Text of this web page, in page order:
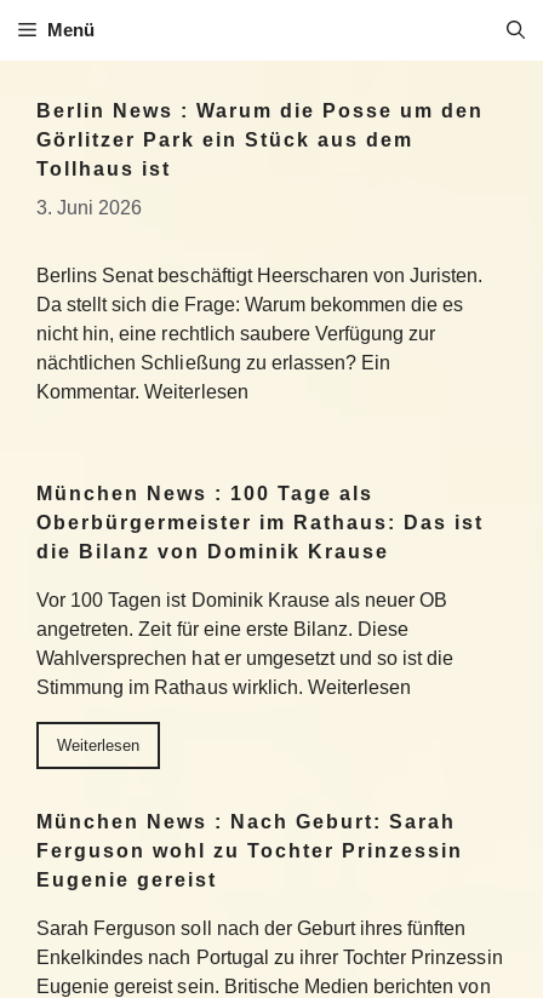
Inhalt
Menü
Berlin News : Warum die Posse um den
Görlitzer Park ein Stück aus dem
Tollhaus ist
3. Juni 2026
Berlins Senat beschäftigt Heerscharen von Juristen.
Da stellt sich die Frage: Warum bekommen die es
nicht hin, eine rechtlich saubere Verfügung zur
nächtlichen Schließung zu erlassen? Ein
Kommentar. Weiterlesen
München News : 100 Tage als
Oberbürgermeister im Rathaus: Das ist
die Bilanz von Dominik Krause
Vor 100 Tagen ist Dominik Krause als neuer OB
angetreten. Zeit für eine erste Bilanz. Diese
Wahlversprechen hat er umgesetzt und so ist die
Stimmung im Rathaus wirklich. Weiterlesen
Weiterlesen
München News : Nach Geburt: Sarah
Ferguson wohl zu Tochter Prinzessin
Eugenie gereist
Sarah Ferguson soll nach der Geburt ihres fünften
Enkelkindes nach Portugal zu ihrer Tochter Prinzessin
Eugenie gereist sein. Britische Medien berichten von